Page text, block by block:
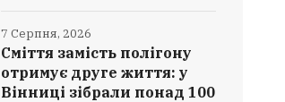
Сміття замість полігону
отримує друге життя: у
Вінниці зібрали понад 100
7 Серпня, 2026